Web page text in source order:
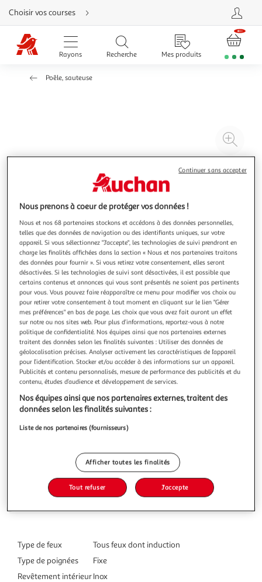
Aller
directement
au
contenu
Aller
directement
Aller
Choisir vos courses
Rayons Recherche Mes produits
Poêle, sauteuse
à
Illustration
précédente
Illustration
suivante
WMF
Batterie de cuisine 2 Poeles Devil + spatule
La durée de garantie est de 2 ans. Caractéristiques
générales Nombre de pièces 3 pièces Lave-vaisselle Oui
Matière Inox Nombre de personnes 5 personnes et plus
Revêtement intérieur Antiadhésif Compatibilité Tous feux
En savoir +
Vous voulez connaître le prix de ce produit ?
Afficher le prix
Type de feux
Tous feux dont induction
Type de poignées
Fixe
Revêtement intérieurInox
Nous prenons à coeur de protéger vos données !
Nous et nos 68 partenaires stockons et accédons à des données personnelles,
telles que des données de navigation ou des identifiants uniques, sur votre
appareil. Si vous sélectionnez "J'accepte", les technologies de suivi prendront en
charge les finalités affichées dans la section « Nous et nos partenaires traitons
des données pour fournir ». Si vous retirez votre consentement, elles seront
désactivées. Si les technologies de suivi sont désactivées, il est possible que
certains contenus et annonces qui vous sont présentés ne soient pas pertinents
pour vous. Vous pouvez faire réapparaître ce menu pour modifier vos choix ou
pour retirer votre consentement à tout moment en cliquant sur le lien "Gérer
mes préférences" en bas de page. Les choix que vous avez fait auront un effet
sur notre ou nos sites web. Pour plus d’informations, reportez-vous à notre
politique de confidentialité. Nos équipes ainsi que nos partenaires externes
traitent des données selon les finalités suivantes : Utiliser des données de
géolocalisation précises. Analyser activement les caractéristiques de l’appareil
pour l’identification. Stocker et/ou accéder à des informations sur un appareil.
Publicités et contenu personnalisés, mesure de performance des publicités et du
contenu, études d’audience et développement de services.
Nos équipes ainsi que nos partenaires externes, traitent des
données selon les finalités suivantes :
Liste de nos partenaires (fournisseurs)
Afficher toutes les finalités
Tout refuser J'accepte
Continuer sans accepter